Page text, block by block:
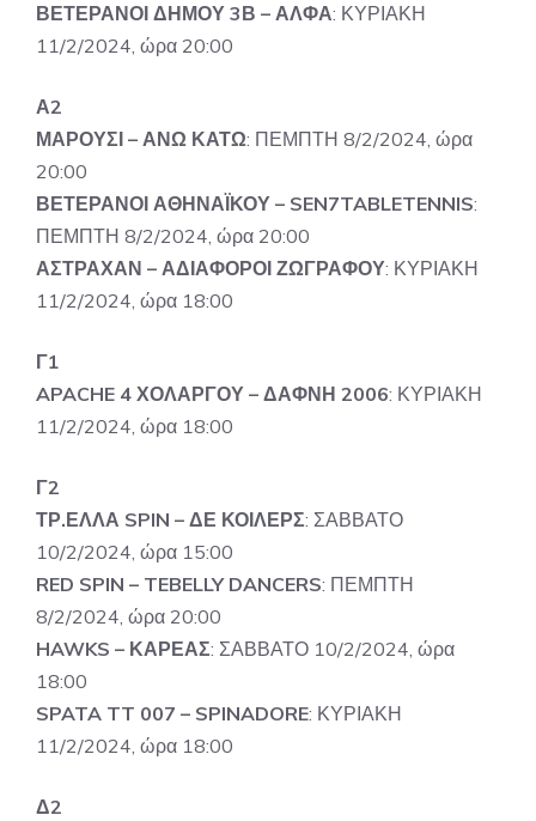
ΒΕΤΕΡΑΝΟΙ ΔΗΜΟΥ 3Β – ΑΛΦΑ: ΚΥΡΙΑΚΗ
11/2/2024, ώρα 20:00
Α2
ΜΑΡΟΥΣΙ – ΑΝΩ ΚΑΤΩ: ΠΕΜΠΤΗ 8/2/2024, ώρα
20:00
ΒΕΤΕΡΑΝΟΙ ΑΘΗΝΑΪΚΟΥ – SEN7TABLETENNIS:
ΠΕΜΠΤΗ 8/2/2024, ώρα 20:00
ΑΣΤΡΑΧΑΝ – ΑΔΙΑΦΟΡΟΙ ΖΩΓΡΑΦΟΥ: ΚΥΡΙΑΚΗ
11/2/2024, ώρα 18:00
Γ1
APACHE 4 ΧΟΛΑΡΓΟΥ – ΔΑΦΝΗ 2006: ΚΥΡΙΑΚΗ
11/2/2024, ώρα 18:00
Γ2
ΤΡ.ΕΛΛΑ SPIN – ΔΕ ΚΟΙΛΕΡΣ: ΣΑΒΒΑΤΟ
10/2/2024, ώρα 15:00
RED SPIN – TEBELLY DANCERS: ΠΕΜΠΤΗ
8/2/2024, ώρα 20:00
HAWKS – ΚΑΡΕΑΣ: ΣΑΒΒΑΤΟ 10/2/2024, ώρα
18:00
SPATA TT 007 – SPINADORE: ΚΥΡΙΑΚΗ
11/2/2024, ώρα 18:00
Δ2